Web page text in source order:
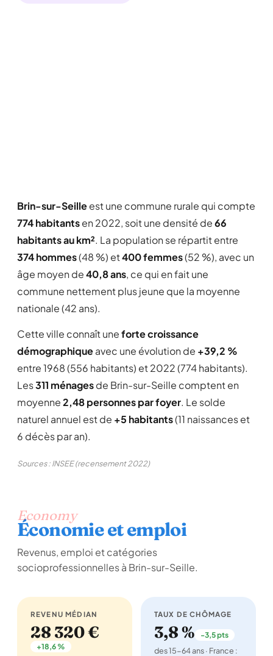
Brin-sur-Seilleest une commune rurale qui compte
774 habitantsen 2022, soit une densité de66
habitants au km². La population se répartit entre
374 hommes(48 %) et400 femmes(52 %), avec un
âge moyen de40,8 ans, ce qui en fait une
commune nettement plus jeune que la moyenne
nationale (42 ans).
Cette ville connaît uneforte croissance
démographiqueavec une évolution de +39,2 %
entre 1968 (556 habitants) et 2022 (774 habitants).
Les311 ménagesde Brin-sur-Seille comptent en
moyenne2,48 personnes par foyer. Le solde
naturel annuel est de +5 habitants(11 naissances et
6 décès par an).
Sources : INSEE (recensement 2022)
Economy
Économie et emploi
Revenus, emploi et catégories
socioprofessionnelles à Brin-sur-Seille.
REVENU MÉDIAN
28 320 €
+18,6 %
TAUX DE CHÔMAGE
3,8 % -3,5 pts
des 15-64 ans · France :